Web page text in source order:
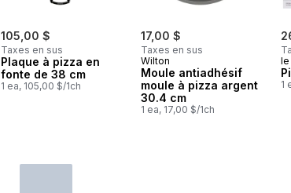
105,00 $
Taxes en sus
Plaque à pizza en
fonte de 38 cm
1 ea, 105,00 $/1ch
17,00 $
Taxes en sus
Wilton
Moule antiadhésif
moule à pizza argent
30.4 cm
1 ea, 17,00 $/1ch
le
1